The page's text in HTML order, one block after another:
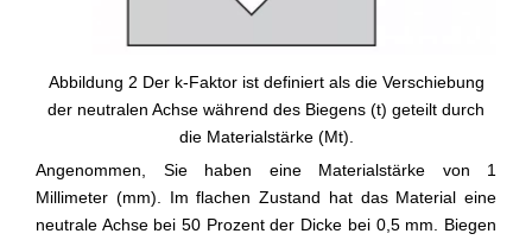
Abbildung 2 Der k-Faktor ist definiert als die Verschiebung
der neutralen Achse während des Biegens (t) geteilt durch
die Materialstärke (Mt).
Angenommen, Sie haben eine Materialstärke von 1
Millimeter (mm). Im flachen Zustand hat das Material eine
neutrale Achse bei 50 Prozent der Dicke bei 0,5 mm. Biegen